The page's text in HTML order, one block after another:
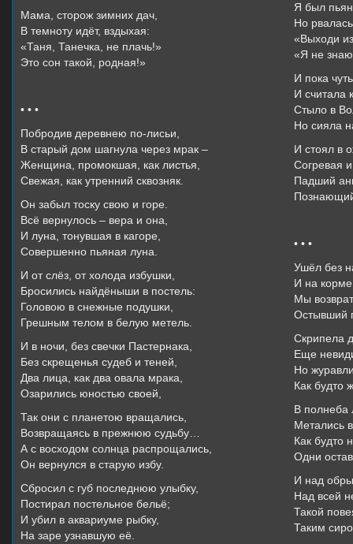
Мама, сторож зимних дач,
В темноту идёт, вздыхая:
«Таня, Танечка, не плачь!»
Это сон такой, родная!»
• • •
Побродив деревнею по-лисьи,
В старый дом шагнула через мрак –
Женщина, промокшая, как листья,
Свежая, как утренний сквозняк.
Он забыл тоску свою и горе.
Всё вернулось – вера и она,
И луна, тонувшая в кагоре,
Совершенно пьяная луна.
И от слёз, от холода избушки,
Бросились найдёныши в постель:
Головою в снежные подушки,
Грешным телом в белую метель.
И в ночи, без свечки Пастернака,
Без скрещенья судеб и теней,
Два лица, как два овала мрака,
Озарились юностью своей,
Так они с планетою вращались,
Возвращаясь в прежнюю судьбу…
А с восходом солнца распрощались,
Он вернулся в старую избу.
Сбросил с губ последнюю улыбку,
Постирал постельное бельё;
И убил в аквариуме рыбку,
На заре узнавшую её.
Я был
Но
«Выходи
«Я не
И пока
И считала
Стыло в
Но сияла
И стоял в
Согревая
Падший
• • •
Ушёл без
И на
Мы
Остывший
Скрипела
Еще
Но
Как будто
В полнеба
Метались
Как будто
Одни
И над
Над всей
Такой
Таким